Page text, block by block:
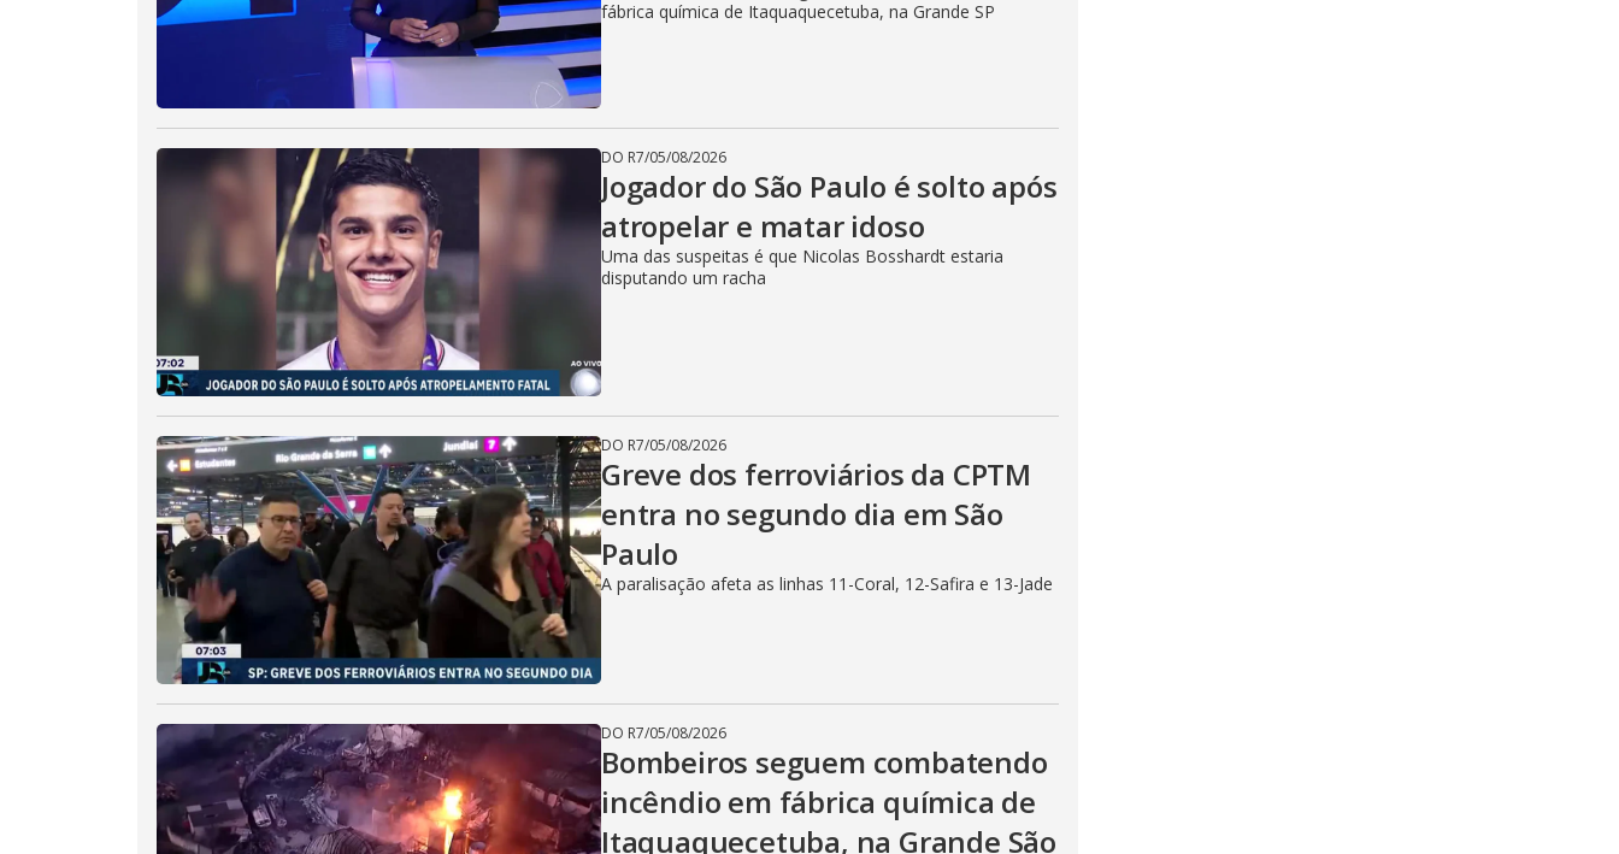
fábrica química de Itaquaquecetuba, na Grande SP
DO R7/05/08/2026
Jogador do São Paulo é solto após
atropelar e matar idoso
Uma das suspeitas é que Nicolas Bosshardt estaria
disputando um racha
DO R7/05/08/2026
Greve dos ferroviários da CPTM
entra no segundo dia em São
Paulo
A paralisação afeta as linhas 11-Coral, 12-Safira e 13-Jade
DO R7/05/08/2026
Bombeiros seguem combatendo
incêndio em fábrica química de
Itaquaquecetuba, na Grande São